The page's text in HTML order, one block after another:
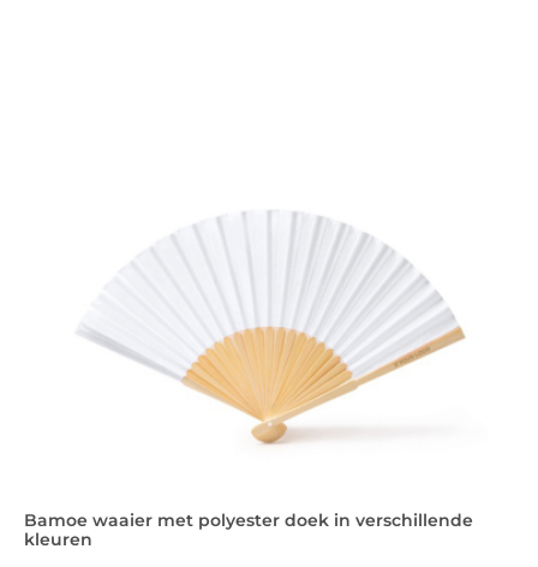
Bamoe waaier met polyester doek in verschillende
kleuren